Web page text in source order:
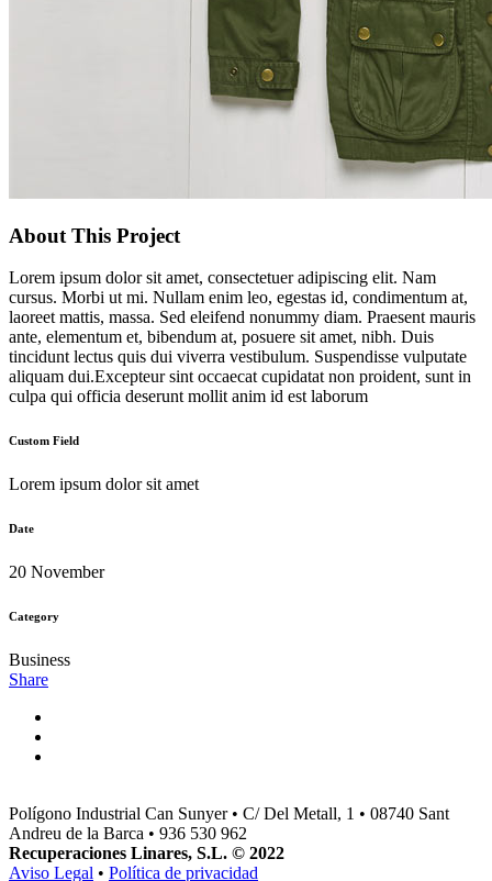
About This Project
Lorem ipsum dolor sit amet, consectetuer adipiscing elit. Nam
cursus. Morbi ut mi. Nullam enim leo, egestas id, condimentum at,
laoreet mattis, massa. Sed eleifend nonummy diam. Praesent mauris
ante, elementum et, bibendum at, posuere sit amet, nibh. Duis
tincidunt lectus quis dui viverra vestibulum. Suspendisse vulputate
aliquam dui.Excepteur sint occaecat cupidatat non proident, sunt in
culpa qui officia deserunt mollit anim id est laborum
Custom Field
Lorem ipsum dolor sit amet
Date
20 November
Category
Business
Share
Polígono Industrial Can Sunyer • C/ Del Metall, 1 • 08740 Sant
Andreu de la Barca • 936 530 962
Recuperaciones Linares, S.L. © 2022
Aviso Legal • Política de privacidad